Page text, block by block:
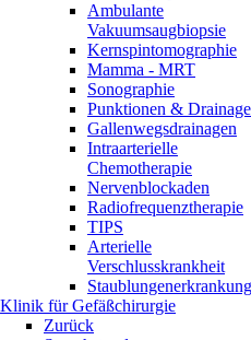
Ambulante
Vakuumsaugbiopsie
Kernspintomographie
Mamma - MRT
Sonographie
Punktionen &
Gallenwegsdrainagen
Intraarterielle
Chemotherapie
Nervenblockaden
Radiofrequenztherapie
TIPS
Arterielle
Verschlusskrankheit
Staublungenerkrankung
Klinik für Gefäßchirurgie
Zurück